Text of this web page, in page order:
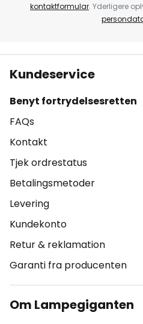
kontaktformular. Yderligere
Kundeservice
Benyt fortrydelsesretten
FAQs
Kontakt
Tjek ordrestatus
Betalingsmetoder
Levering
Kundekonto
Retur & reklamation
Garanti fra producenten
Om Lampegiganten